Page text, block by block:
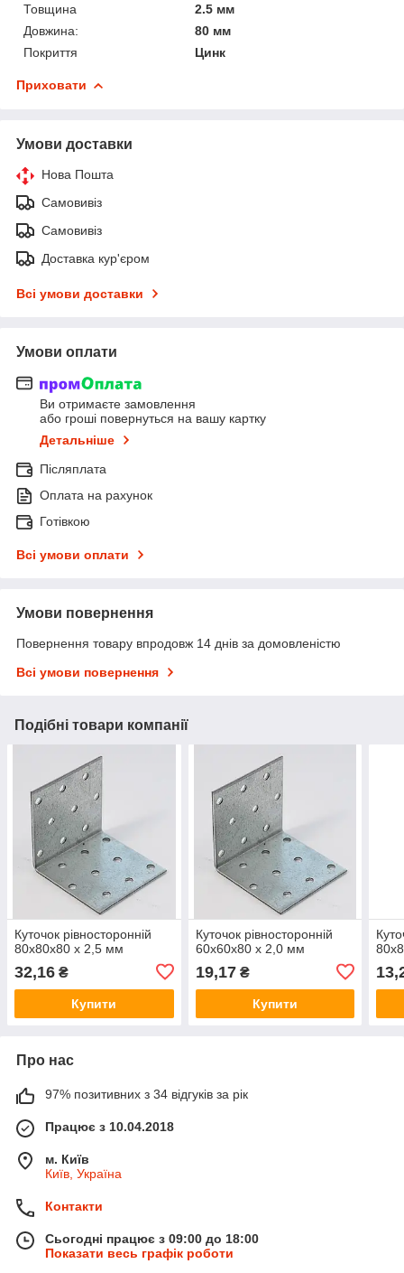
Товщина
2.5 мм
Довжина:
80 мм
Покриття
Цинк
Приховати
Умови доставки
Нова Пошта
Самовивіз
Самовивіз
Доставка кур'єром
Всі умови доставки
Умови оплати
Ви отримаєте замовлення
або гроші повернуться на вашу картку
Детальніше
Післяплата
Оплата на рахунок
Готівкою
Всі умови оплати
Умови повернення
Повернення товару впродовж 14 днів за домовленістю
Всі умови повернення
Подібні товари компанії
Куточок рівносторонній
80х80х80 х 2,5 мм
32,16 ₴
Купити
Куточок рівносторонній
60х60х80 х 2,0 мм
19,17₴
Купити
Про нас
97% позитивних з 34 відгуків за рік
Працює з 10.04.2018
м. Київ
Київ, Україна
Контакти
Сьогодні працює з 09:00 до 18:00
Показати весь графік роботи